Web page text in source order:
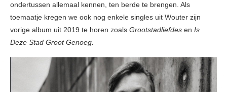
ondertussen allemaal kennen, ten berde te brengen. Als
toemaatje kregen we ook nog enkele singles uit Wouter zijn
vorige album uit 2019 te horen zoals Grootstadliefdes en Is
Deze Stad Groot Genoeg.